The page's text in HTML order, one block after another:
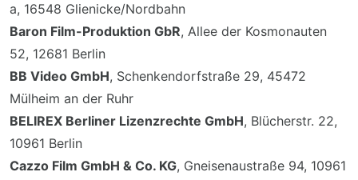
a, 16548 Glienicke/Nordbahn
Baron Film-Produktion GbR, Allee der Kosmonauten
52, 12681 Berlin
BB Video GmbH, Schenkendorfstraße 29, 45472
Mülheim an der Ruhr
BELIREX Berliner Lizenzrechte GmbH, Blücherstr. 22,
10961 Berlin
Cazzo Film GmbH & Co. KG, Gneisenaustraße 94, 10961